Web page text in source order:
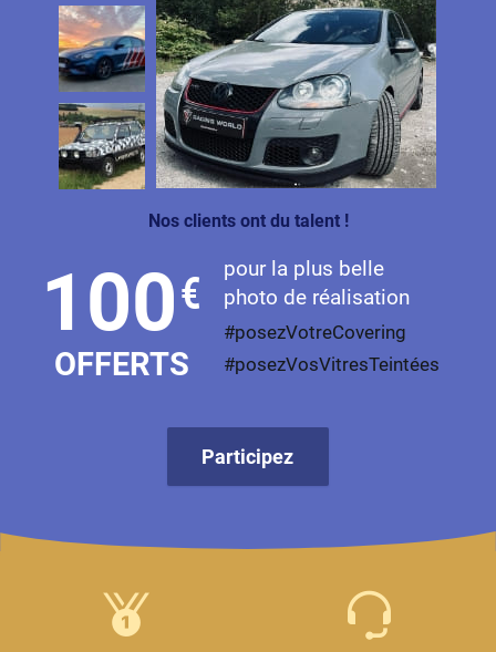
Nos clients ont du talent !
100€
OFFERTS
pour la plus belle
photo de réalisation
#posezVotreCovering
#posezVosVitresTeintées
Participez